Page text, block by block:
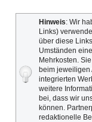
Hinweis: Wir
Links)
über diese
Umständen
Mehrkosten.
beim jeweiligen
integrierten
weitere
bei, dass wir
können.
redaktionelle